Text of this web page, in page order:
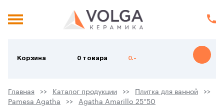
Корзина 0 товара 0.-
Главная Каталог продукции
Плитка для ванной
Pamesa Agatha
Agatha Amarillo 25*50